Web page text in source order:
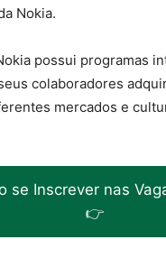
Nokia.
possui programas
colaboradores
mercados e
se Inscrever nas
👉